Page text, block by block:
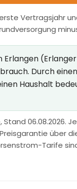
Vertragsjahr
Durch
Haushalt
06.08.2026.
über
Tarife